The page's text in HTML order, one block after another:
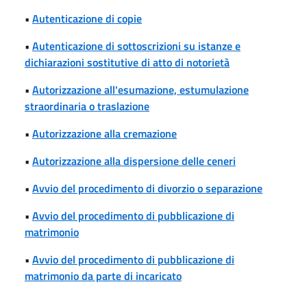
• Autenticazione di copie
• Autenticazione di sottoscrizioni su istanze e
dichiarazioni sostitutive di atto di notorietà
• Autorizzazione all'esumazione, estumulazione
straordinaria o traslazione
• Autorizzazione alla cremazione
• Autorizzazione alla dispersione delle ceneri
• Avvio del procedimento di divorzio o separazione
• Avvio del procedimento di pubblicazione di
matrimonio
• Avvio del procedimento di pubblicazione di
matrimonio da parte di incaricato